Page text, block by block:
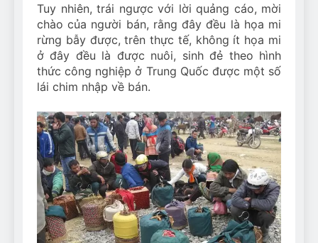
Tuy nhiên, trái ngược với lời quảng cáo, mời
chào của người bán, rằng đây đều là họa mi
rừng bẫy được, trên thực tế, không ít họa mi
ở đây đều là được nuôi, sinh đẻ theo hình
thức công nghiệp ở Trung Quốc được một số
lái chim nhập về bán.